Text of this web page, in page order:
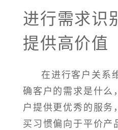
进行需求识
提供高价值
在进行客户关系
确客户的需求是什么
户提供更优秀的服务
买习惯偏向于平价产